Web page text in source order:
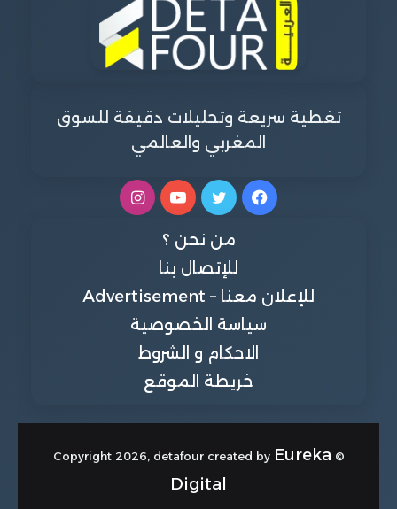
تغطية سريعة وتحليلات دقيقة للسوق
المغربي والعالمي
فيسبوكتويتر يوتيوبانستقرام
من نحن ؟
للإتصال بنا
للإعلان معنا – Advertisement
سياسة الخصوصية
الاحكام و الشروط
خريطة الموقع
© Copyright 2026, detafour created by
Eureka
Digital